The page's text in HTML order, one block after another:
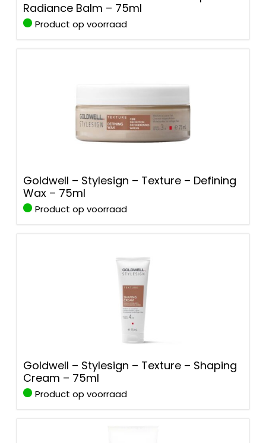
Radiance Balm – 75ml
Product op voorraad
Goldwell – Stylesign – Texture – Defining
Wax – 75ml
Product op voorraad
Goldwell – Stylesign – Texture – Shaping
Cream – 75ml
Product op voorraad